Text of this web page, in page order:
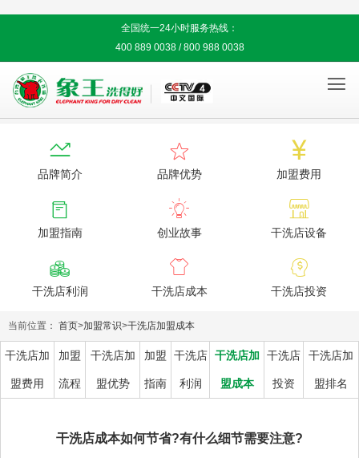
全国统一24小时服务热线：
400 889 0038 / 800 988 0038


品牌简介

品牌优势

加盟费用

加盟指南

创业故事

干洗店设备

干洗店利润

干洗店成本

干洗店投资
当前位置： 首页>加盟常识>干洗店加盟成本
干洗店加
盟费用
加盟
流程
干洗店加
盟优势
加盟
指南
干洗店
利润
干洗店加
盟成本
干洗店
投资
干洗店加
盟排名
干洗店成本如何节省?有什么细节需要注意?